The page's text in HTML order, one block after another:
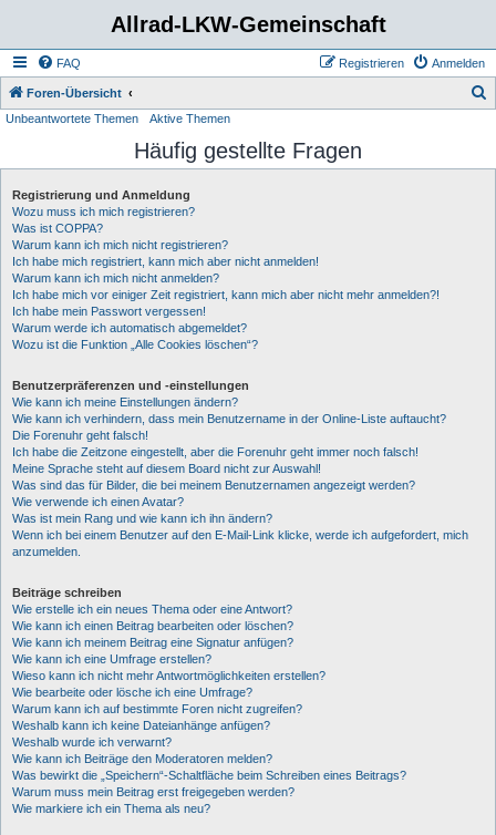
Allrad-LKW-Gemeinschaft
FAQ Anmelden
Registrieren
Foren-Übersicht
h
Unbeantwortete Themen Aktive Themen
Häufig gestellte Fragen
Registrierung und Anmeldung
Wozu muss ich mich registrieren?
Was ist COPPA?
Warum kann ich mich nicht registrieren?
Ich habe mich registriert, kann mich aber nicht anmelden!
Warum kann ich mich nicht anmelden?
Ich habe mich vor einiger Zeit registriert, kann mich aber nicht mehr anmelden?!
Ich habe mein Passwort vergessen!
Warum werde ich automatisch abgemeldet?
Wozu ist die Funktion „Alle Cookies löschen“?
Benutzerpräferenzen und -einstellungen
Wie kann ich meine Einstellungen ändern?
Wie kann ich verhindern, dass mein Benutzername in der Online-Liste auftaucht?
Die Forenuhr geht falsch!
Ich habe die Zeitzone eingestellt, aber die Forenuhr geht immer noch falsch!
Meine Sprache steht auf diesem Board nicht zur Auswahl!
Was sind das für Bilder, die bei meinem Benutzernamen angezeigt werden?
Wie verwende ich einen Avatar?
Was ist mein Rang und wie kann ich ihn ändern?
Wenn ich bei einem Benutzer auf den E-Mail-Link klicke, werde ich aufgefordert, mich
anzumelden.
Beiträge schreiben
Wie erstelle ich ein neues Thema oder eine Antwort?
Wie kann ich einen Beitrag bearbeiten oder löschen?
Wie kann ich meinem Beitrag eine Signatur anfügen?
Wie kann ich eine Umfrage erstellen?
Wieso kann ich nicht mehr Antwortmöglichkeiten erstellen?
Wie bearbeite oder lösche ich eine Umfrage?
Warum kann ich auf bestimmte Foren nicht zugreifen?
Weshalb kann ich keine Dateianhänge anfügen?
Weshalb wurde ich verwarnt?
Wie kann ich Beiträge den Moderatoren melden?
Was bewirkt die „Speichern“-Schaltfläche beim Schreiben eines Beitrags?
Warum muss mein Beitrag erst freigegeben werden?
Wie markiere ich ein Thema als neu?